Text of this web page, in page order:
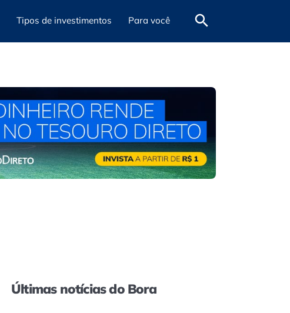
Tipos de investimentos Para você
Últimas notícias do Bora